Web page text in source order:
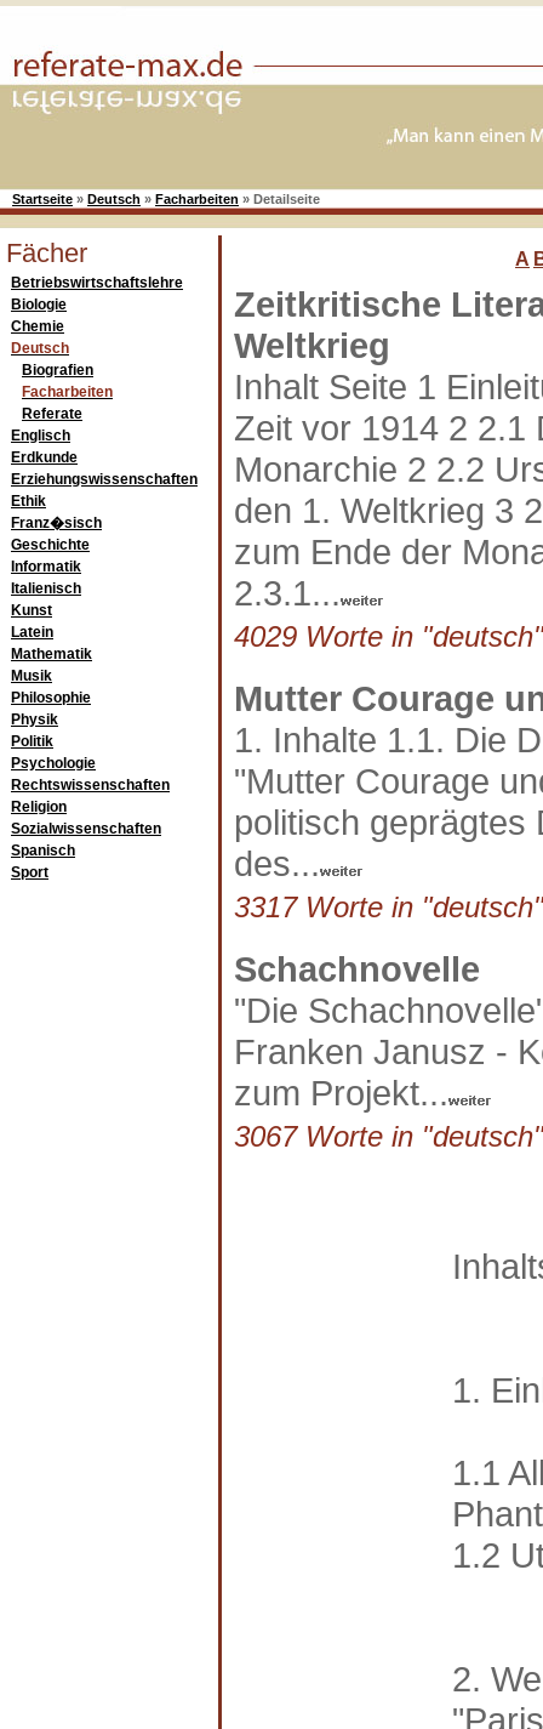
Startseite » Deutsch » Facharbeiten » Detailseite
Fächer
Betriebswirtschaftslehre
Biologie
Chemie
Deutsch
Biografien
Facharbeiten
Referate
Englisch
Erdkunde
Erziehungswissenschaften
Ethik
Franz�sisch
Geschichte
Informatik
Italienisch
Kunst
Latein
Mathematik
Musik
Philosophie
Physik
Politik
Psychologie
Rechtswissenschaften
Religion
Sozialwissenschaften
Spanisch
Sport
A
Zeitkritische
Weltkrieg
Inhalt Seite 1
Zeit vor 1914 2 2.1
Monarchie 2 2.2
den 1. Weltkrieg 3
zum Ende der
2.3.1...
4029 Worte in
Mutter Courage
1. Inhalte 1.1. Die
"Mutter Courage
politisch geprägtes
des...
3317 Worte in
Schachnovelle
"Die
Franken Janusz -
zum Projekt...
3067 Worte in
1.
1.1
1.2
2.